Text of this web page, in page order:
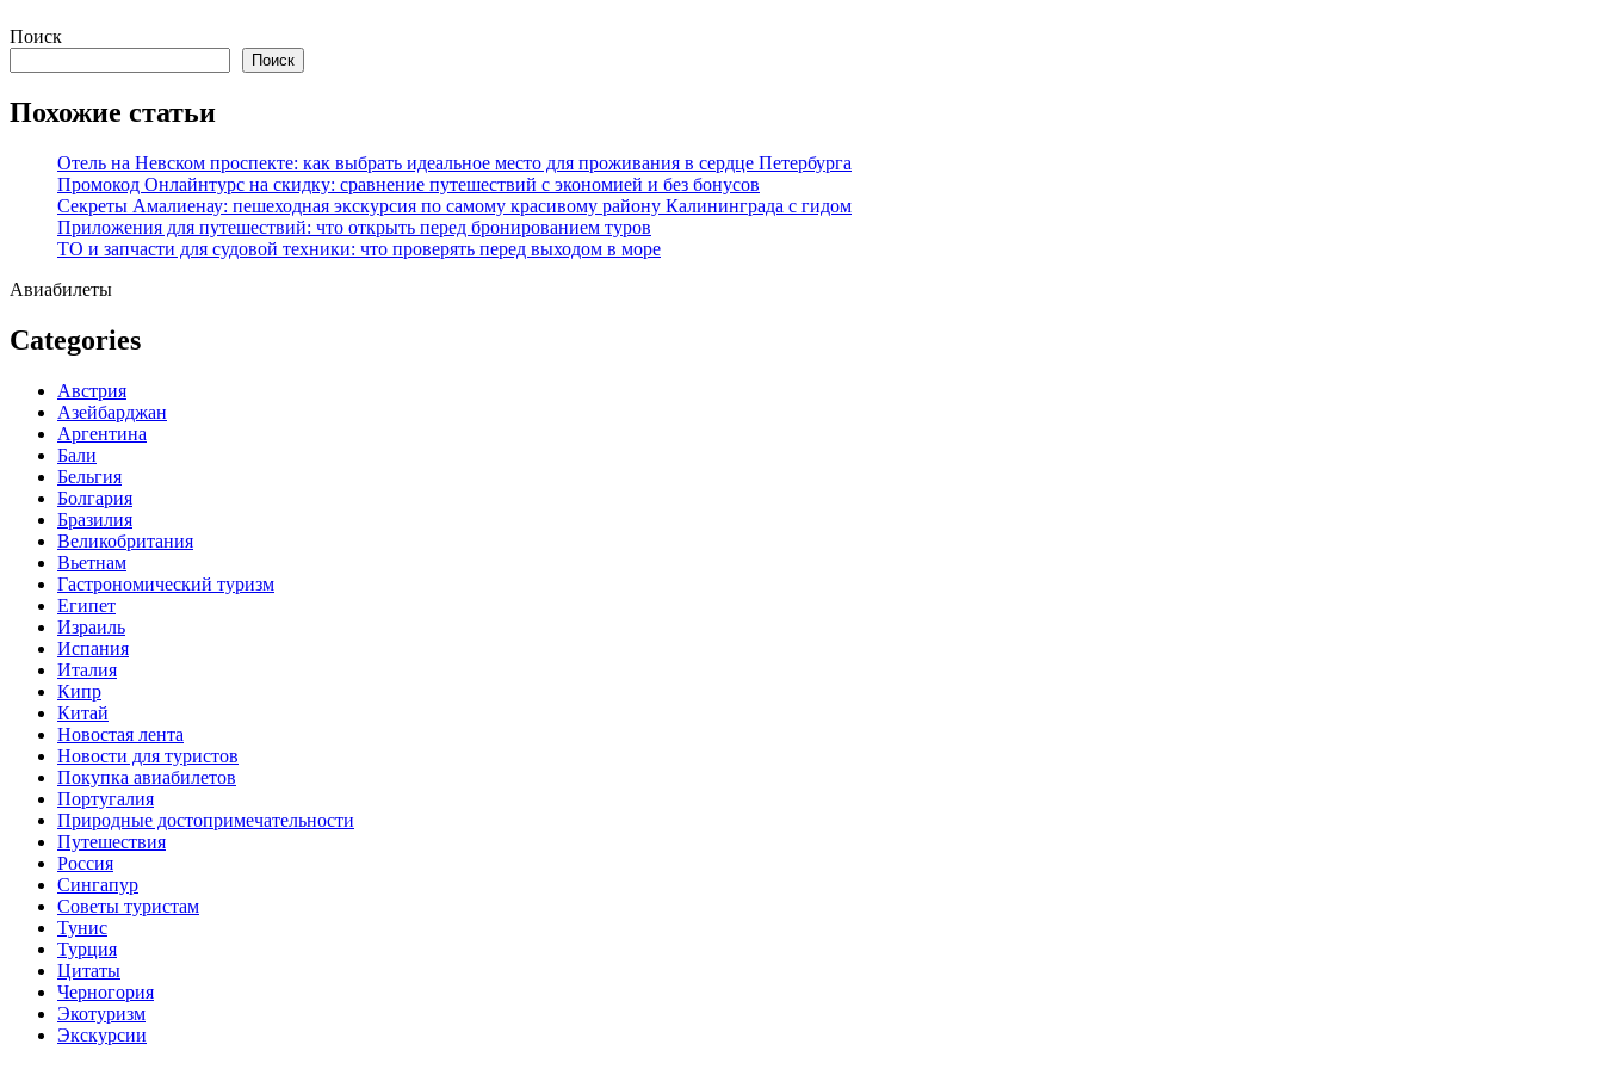
Перейти
содержимому
Поиск
Поиск
Похожие статьи
Отель на Невском проспекте: как выбрать идеальное место для проживания в сердце Петербурга
Промокод Онлайнтурс на скидку: сравнение путешествий с экономией и без бонусов
Секреты Амалиенау: пешеходная экскурсия по самому красивому району Калининграда с гидом
Приложения для путешествий: что открыть перед бронированием туров
ТО и запчасти для судовой техники: что проверять перед выходом в море
Авиабилеты
Categories
Австрия
Азейбарджан
Аргентина
Бали
Бельгия
Болгария
Бразилия
Великобритания
Вьетнам
Гастрономический туризм
Египет
Израиль
Испания
Италия
Кипр
Китай
Новостая лента
Новости для туристов
Покупка авиабилетов
Португалия
Природные достопримечательности
Путешествия
Россия
Сингапур
Советы туристам
Тунис
Турция
Цитаты
Черногория
Экотуризм
Экскурсии